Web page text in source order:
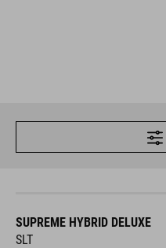
SUPREME HYBRID DELUXE
SLT